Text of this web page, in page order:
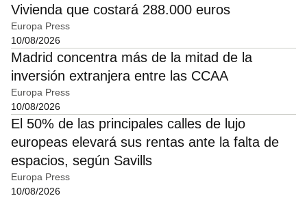
Vivienda que costará 288.000 euros
Europa Press
10/08/2026
Madrid concentra más de la mitad de la
inversión extranjera entre las CCAA
Europa Press
10/08/2026
El 50% de las principales calles de lujo
europeas elevará sus rentas ante la falta de
espacios, según Savills
Europa Press
10/08/2026